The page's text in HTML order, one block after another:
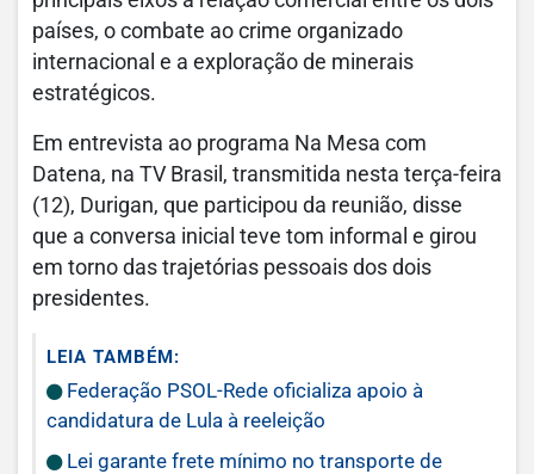
países, o combate ao crime organizado
internacional e a exploração de minerais
estratégicos.
Em entrevista ao programa Na Mesa com
Datena, na TV Brasil, transmitida nesta terça-feira
(12), Durigan, que participou da reunião, disse
que a conversa inicial teve tom informal e girou
em torno das trajetórias pessoais dos dois
presidentes.
LEIA TAMBÉM:
Federação PSOL-Rede oficializa apoio à
candidatura de Lula à reeleição
Lei garante frete mínimo no transporte de